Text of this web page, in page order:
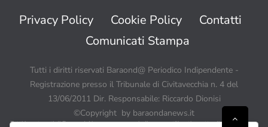
Privacy Policy Cookie Policy
Contatti
Comunicati Stampa
Tutti i diritti riservati Baraond@ Periodico Indipendente -
Registrazione presso il Tribunale di Civitavecchia n. 4 del
13/06/2011 Dir. Responsabile: Riccardo Dionisi
©Copyright by baraondanews.it
Tutti i contenuti di BaraondaNews possono quindi essere utilizzati a patto di citare sempre